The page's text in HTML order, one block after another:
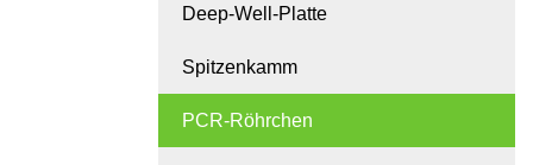
Deep-Well-Platte
Spitzenkamm
PCR-Röhrchen